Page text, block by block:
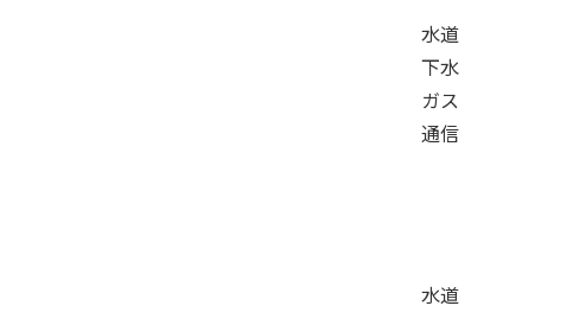
水道
下水
ガス
通信
水道